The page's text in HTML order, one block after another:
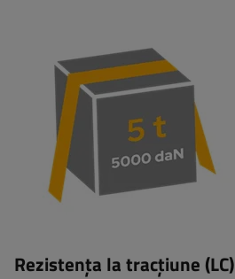
Rezistența la tracțiune (LC)